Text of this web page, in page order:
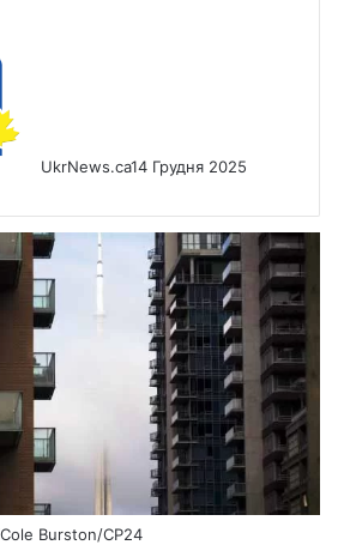
UkrNews.ca14 Грудня 2025
Cole Burston/СP24